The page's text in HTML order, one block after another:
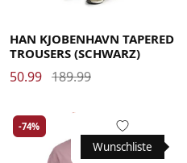
HAN KJOBENHAVN TAPERED
TROUSERS (SCHWARZ)
50.99 189.99
Wunschliste
-74%